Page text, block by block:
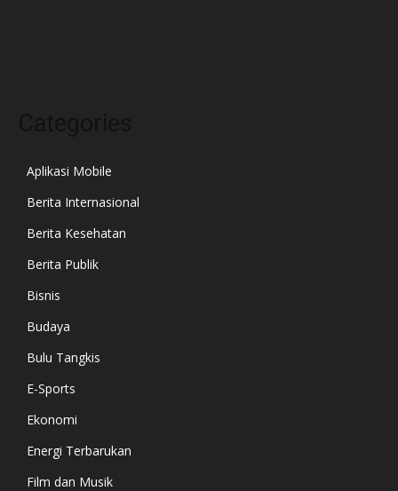
Aplikasi Mobile
Berita Internasional
Berita Kesehatan
Berita Publik
Bisnis
Budaya
Bulu Tangkis
E-Sports
Ekonomi
Energi Terbarukan
Film dan Musik